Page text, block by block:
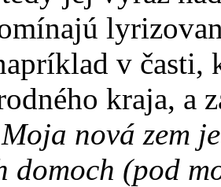
v časti,
kraja, a
nová zem
domoch (pod